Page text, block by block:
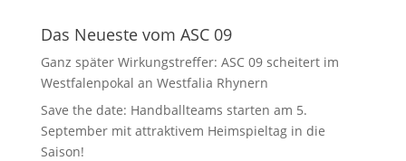
Das Neueste vom ASC 09
Ganz später Wirkungstreffer: ASC 09 scheitert im
Westfalenpokal an Westfalia Rhynern
Save the date: Handballteams starten am 5.
September mit attraktivem Heimspieltag in die
Saison!